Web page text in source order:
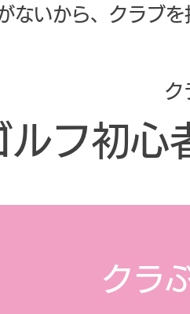
ないから、クラブを
ク
ルフ初心
クラ